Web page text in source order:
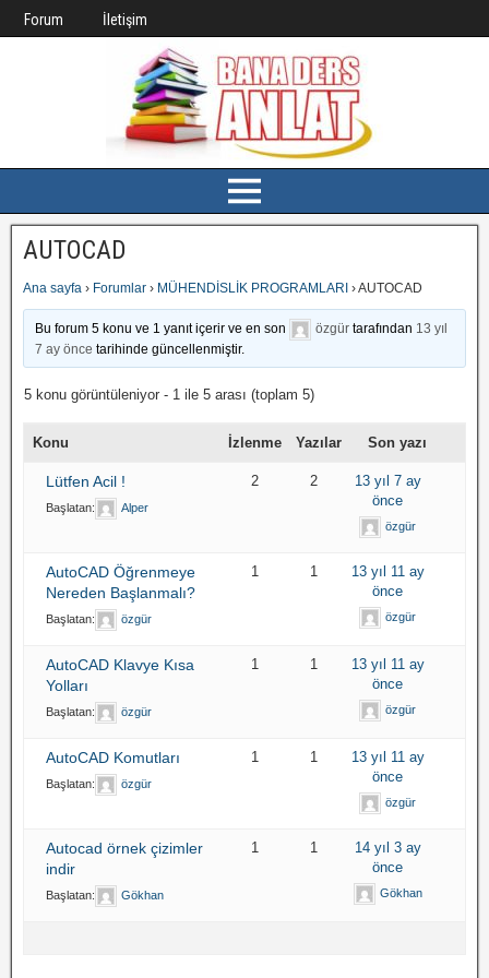
Forum İletişim
AUTOCAD
Ana sayfa › Forumlar › MÜHENDİSLİK PROGRAMLARI ›AUTOCAD
Bu forum 5 konu ve 1 yanıt içerir ve en son özgürtarafından 13 yıl
7 ay önce tarihinde güncellenmiştir.
5 konu görüntüleniyor - 1 ile 5 arası (toplam 5)
Konu İzlenme Yazılar Son yazı
Lütfen Acil !
Başlatan: Alper
2 2
13 yıl 7 ay
önce
özgür
AutoCAD Öğrenmeye
Nereden Başlanmalı?
Başlatan: özgür
1 1
13 yıl 11 ay
önce
özgür
AutoCAD Klavye Kısa
Yolları
Başlatan: özgür
1 1
13 yıl 11 ay
önce
özgür
AutoCAD Komutları
Başlatan: özgür
1 1
13 yıl 11 ay
önce
özgür
Autocad örnek çizimler
indir
Başlatan: Gökhan
1 1
14 yıl 3 ay
önce
Gökhan